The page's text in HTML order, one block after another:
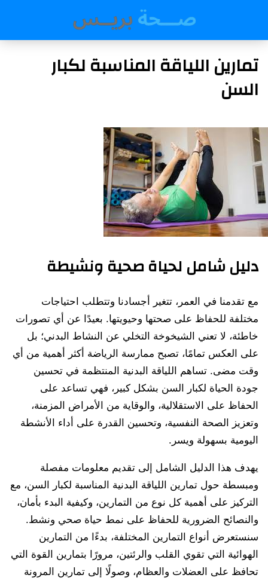
تمارين اللياقة المناسبة لكبار
السن
دليل شامل لحياة صحية ونشيطة
مع تقدمنا في العمر، تتغير أجسادنا وتتطلب احتياجات
مختلفة للحفاظ على صحتها وحيويتها. بعيدًا عن أي تصورات
خاطئة، لا تعني الشيخوخة التخلي عن النشاط البدني؛ بل
على العكس تمامًا، تصبح ممارسة الرياضة أكثر أهمية من أي
وقت مضى. تساهم اللياقة البدنية المنتظمة في تحسين
جودة الحياة لكبار السن بشكل كبير، فهي تساعد على
الحفاظ على الاستقلالية، والوقاية من الأمراض المزمنة،
وتعزيز الصحة النفسية، وتحسين القدرة على أداء الأنشطة
اليومية بسهولة ويسر.
يهدف هذا الدليل الشامل إلى تقديم معلومات مفصلة
ومبسطة حول تمارين اللياقة البدنية المناسبة لكبار السن، مع
التركيز على أهمية كل نوع من التمارين، وكيفية البدء بأمان،
والنصائح الضرورية للحفاظ على نمط حياة صحي ونشط.
سنستعرض أنواع التمارين المختلفة، بدءًا من التمارين
الهوائية التي تقوي القلب والرئتين، مرورًا بتمارين القوة التي
تحافظ على العضلات والعظام، وصولًا إلى تمارين المرونة